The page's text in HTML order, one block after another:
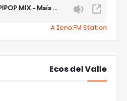
A Zeno.FM Station
Ecos del Valle